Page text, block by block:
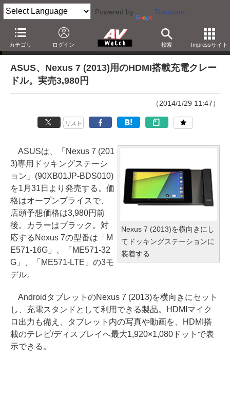
Powered by Translate
カテゴリ ログイン 検索 Impressサイト
ニュース
ASUS、Nexus 7 (2013)用のHDMI搭載充電クレー
ドル。実売3,980円
（2014/1/29 11:47）
リスト
Nexus 7 (2013)を横向きにし
てドッキングステーションに
装着する
ASUSは、「Nexus 7 (201
3)専用ドッキングステーシ
ョン」(90XB01JP-BDS010)
を1月31日より発売する。価
格はオープンプライスで、
店頭予想価格は3,980円前
後。カラーはブラック。対
応するNexus 7の型番は「M
E571-16G」、「ME571-32
G」、「ME571-LTE」の3モ
デル。
AndroidタブレットのNexus 7 (2013)を横向きにセット
し、充電スタンドとして利用できる製品。HDMIマイク
ロ出力も備え、タブレット内の写真や動画を、HDMI搭
載のテレビ/ディスプレイへ最大1,920×1,080ドットで表
示できる。